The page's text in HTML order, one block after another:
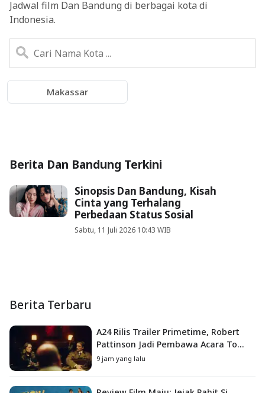
Jadwal film Dan Bandung di berbagai kota di
Indonesia.
Makassar
Berita Dan Bandung Terkini
Sinopsis Dan Bandung, Kisah
Cinta yang Terhalang
Perbedaan Status Sosial
Sabtu, 11 Juli 2026 10:43 WIB
Berita Terbaru
A24 Rilis Trailer Primetime, Robert
Pattinson Jadi Pembawa Acara To
Catch a Predator
9 jam yang lalu